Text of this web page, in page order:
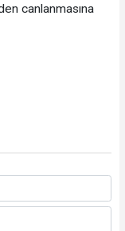
canlanmasına